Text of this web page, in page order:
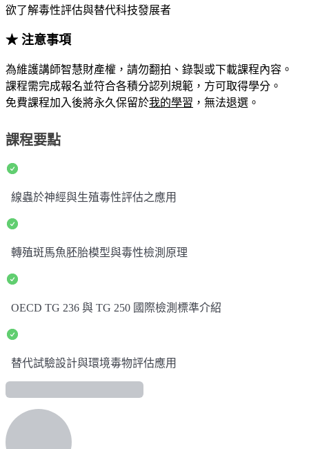
欲了解毒性評估與替代科技發展者
★ 注意事項
為維護講師智慧財產權，請勿翻拍、錄製或下載課程內容。
課程需完成報名並符合各積分認列規範，方可取得學分。
免費課程加入後將永久保留於我的學習 ，無法退選。
課程要點
線蟲於神經與生殖毒性評估之應用
轉殖斑馬魚胚胎模型與毒性檢測原理
OECD TG 236 與 TG 250 國際檢測標準介紹
替代試驗設計與環境毒物評估應用